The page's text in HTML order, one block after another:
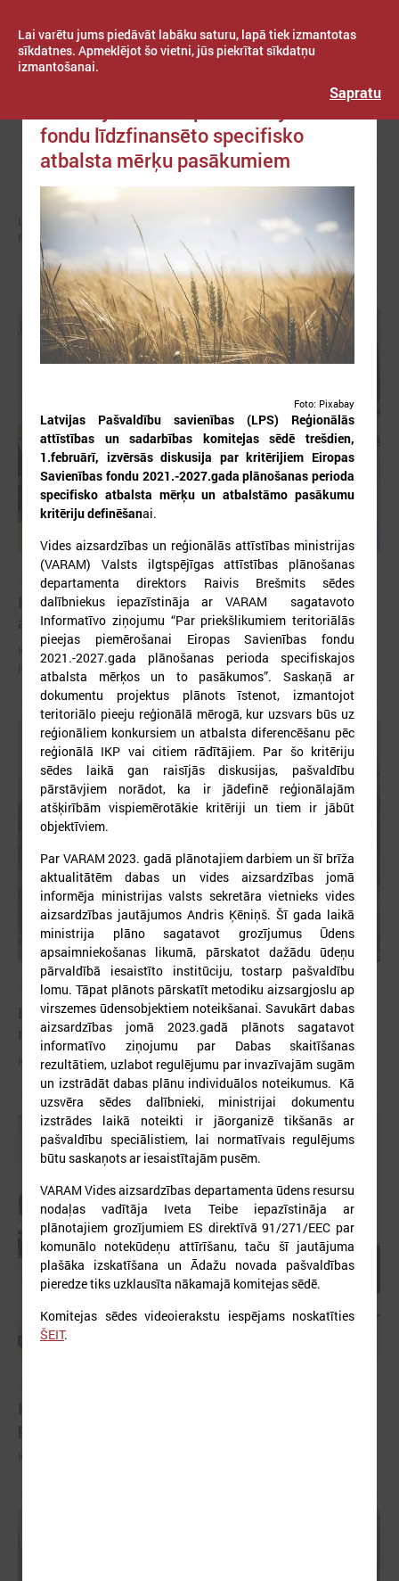
Lai varētu jums piedāvāt labāku saturu, lapā tiek izmantotas
sīkdatnes. Apmeklējot šo vietni, jūs piekrītat sīkdatņu
izmantošanai.
Sapratu
Izvēlne
KOMITEJAS
REĢIONĀLĀS ATTĪSTĪBAS UN SADARBĪBAS KOMITEJA
2026. gada 29. aprīlis
Komitejā runā par vides piesārņojuma un ūdens
apsaimniekošanas jautājumiem
Komitejā runā par vides piesārņojuma un ūdens apsaimniekošanas
jautājumiem
2026. gada 04. marts
Komitejā informē par potenciālajiem plūdiem un
nepieciešamo rīcību
Komitejā informē par potenciālajiem plūdiem un nepieciešamo rīcību
fondu līdzfinansēto specifisko
atbalsta mērķu pasākumiem
Foto: Pixabay
Latvijas Pašvaldību savienības (LPS) Reģionālās
attīstības un sadarbības komitejas sēdē trešdien,
1.februārī, izvērsās diskusija par kritērijiem Eiropas
Savienības fondu 2021.-2027.gada plānošanas perioda
specifisko atbalsta mērķu un atbalstāmo pasākumu
kritēriju definēšanai.
Vides aizsardzības un reģionālās attīstības ministrijas
(VARAM) Valsts ilgtspējīgas attīstības plānošanas
departamenta direktors Raivis Brešmits sēdes
dalībniekus iepazīstināja ar VARAM sagatavoto
Informatīvo ziņojumu “Par priekšlikumiem teritoriālās
pieejas piemērošanai Eiropas Savienības fondu
2021.-2027.gada plānošanas perioda specifiskajos
atbalsta mērķos un to pasākumos”. Saskaņā ar
dokumentu projektus plānots īstenot, izmantojot
teritoriālo pieeju reģionālā mērogā, kur uzsvars būs uz
reģionāliem konkursiem un atbalsta diferencēšanu pēc
reģionālā IKP vai citiem rādītājiem. Par šo kritēriju
sēdes laikā gan raisījās diskusijas, pašvaldību
pārstāvjiem norādot, ka ir jādefinē reģionālajām
atšķirībām vispiemērotākie kritēriji un tiem ir jābūt
objektīviem.
Par VARAM 2023. gadā plānotajiem darbiem un šī brīža
aktualitātēm dabas un vides aizsardzības jomā
informēja ministrijas valsts sekretāra vietnieks vides
aizsardzības jautājumos Andris Ķēniņš. Šī gada laikā
ministrija plāno sagatavot grozījumus Ūdens
apsaimniekošanas likumā, pārskatot dažādu ūdeņu
pārvaldībā iesaistīto institūciju, tostarp pašvaldību
lomu. Tāpat plānots pārskatīt metodiku aizsargjoslu ap
virszemes ūdensobjektiem noteikšanai. Savukārt dabas
aizsardzības jomā 2023.gadā plānots sagatavot
informatīvo ziņojumu par Dabas skaitīšanas
rezultātiem, uzlabot regulējumu par invazīvajām sugām
un izstrādāt dabas plānu individuālos noteikumus. Kā
uzsvēra sēdes dalībnieki, ministrijai dokumentu
izstrādes laikā noteikti ir jāorganizē tikšanās ar
pašvaldību speciālistiem, lai normatīvais regulējums
būtu saskaņots ar iesaistītajām pusēm.
VARAM Vides aizsardzības departamenta ūdens resursu
nodaļas vadītāja Iveta Teibe iepazīstināja ar
plānotajiem grozījumiem ES direktīvā 91/271/EEC par
komunālo notekūdeņu attīrīšanu, taču šī jautājuma
plašāka izskatīšana un Ādažu novada pašvaldības
pieredze tiks uzklausīta nākamajā komitejas sēdē.
Komitejas sēdes videoierakstu iespējams noskatīties
ŠEIT.